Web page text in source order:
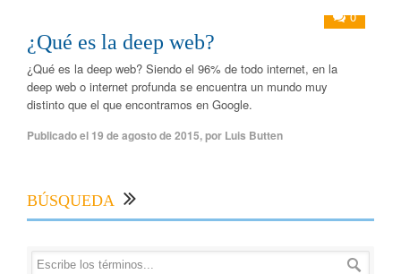
0
¿Qué es la deep web?
¿Qué es la deep web? Siendo el 96% de todo internet, en la
deep web o internet profunda se encuentra un mundo muy
distinto que el que encontramos en Google.
Publicado el 19 de agosto de 2015,por Luis Butten
BÚSQUEDA